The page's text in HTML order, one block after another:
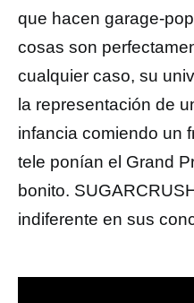
que hacen garage-
cosas son
cualquier caso, su
la representación de
infancia comiendo un
tele ponían el Grand
bonito.
indiferente en sus